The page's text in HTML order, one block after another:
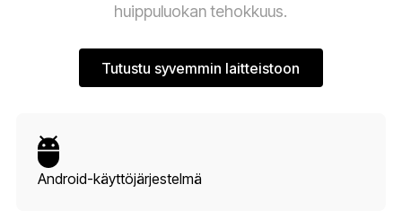
huippuluokan tehokkuus.
Tutustu syvemmin
Tutustu syvemmin laitteistoon
Android-käyttöjärjestelmä